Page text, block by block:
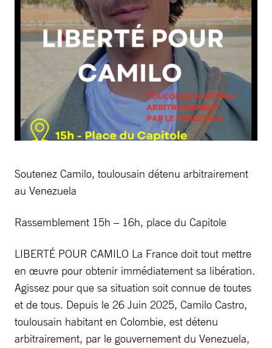
Soutenez Camilo, toulousain détenu arbitrairement
au Venezuela
Rassemblement 15h – 16h, place du Capitole
LIBERTÉ POUR CAMILO La France doit tout mettre
en œuvre pour obtenir immédiatement sa libération.
Agissez pour que sa situation soit connue de toutes
et de tous. Depuis le 26 Juin 2025, Camilo Castro,
toulousain habitant en Colombie, est détenu
arbitrairement, par le gouvernement du Venezuela,